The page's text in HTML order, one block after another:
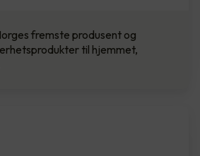
fremste produsent og
til hjemmet,